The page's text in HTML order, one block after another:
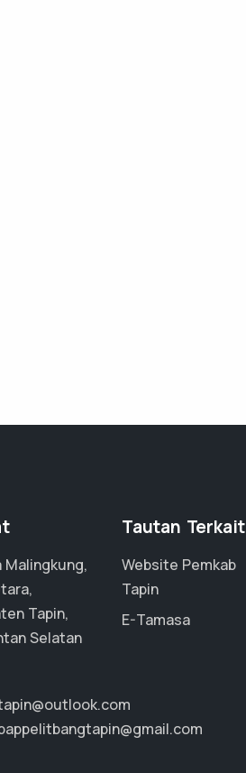
Malingkung,
Tapin,
Selatan
Tautan Terkait
Website Pemkab
Tapin
E-Tamasa